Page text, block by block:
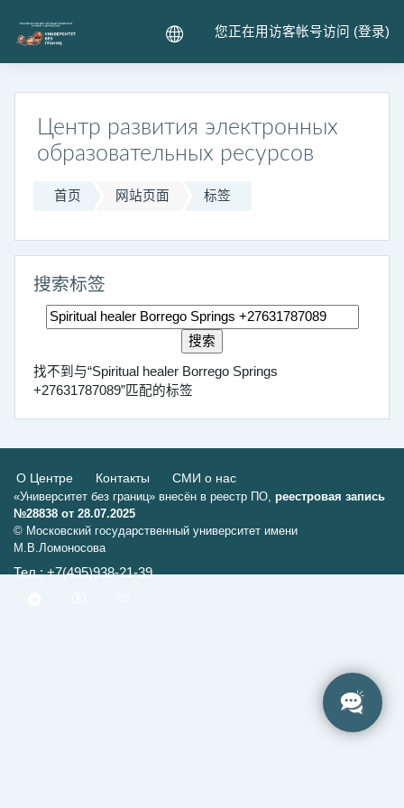
您正在用访客帐号访问 (登录)
Центр развития электронных
образовательных ресурсов
首页 网站页面 标签
搜索标签
搜索标签
找不到与“Spiritual healer Borrego Springs
+27631787089”匹配的标签
О Центре Контакты СМИ о нас
«Университет без границ» внесён в реестр ПО, реестровая запись
№28838 от 28.07.2025
© Московский государственный университет имени
М.В.Ломоносова
Тел.: +7(495)938-21-39